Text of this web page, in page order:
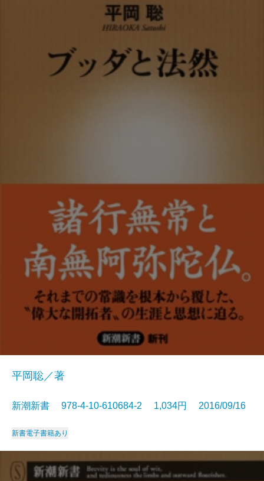
平岡聡／著
新潮新書 978-4-10-610684-2 1,034円 2016/09/16
新書電子書籍あり